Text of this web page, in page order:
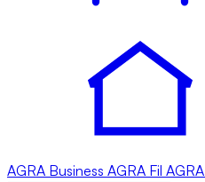
AGRA Business AGRA Fil AGRA